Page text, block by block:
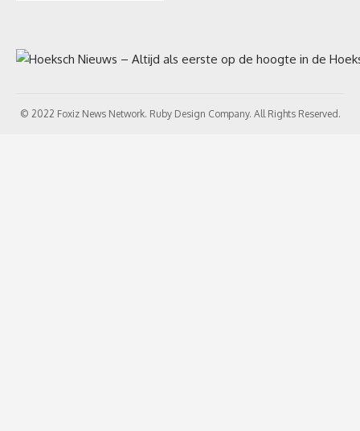
© 2022 Foxiz News Network. Ruby Design Company. All Rights Reserved.